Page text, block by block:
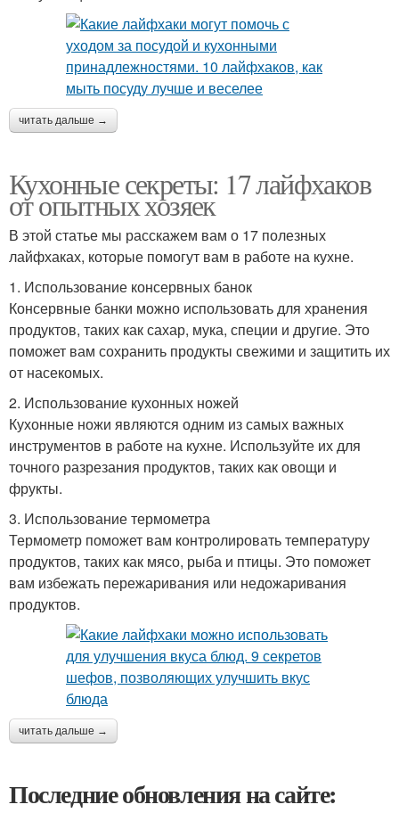
читать дальше →
Кухонные секреты: 17 лайфхаков
от опытных хозяек
В этой статье мы расскажем вам о 17 полезных
лайфхаках, которые помогут вам в работе на кухне.
1. Использование консервных банок
Консервные банки можно использовать для хранения
продуктов, таких как сахар, мука, специи и другие. Это
поможет вам сохранить продукты свежими и защитить их
от насекомых.
2. Использование кухонных ножей
Кухонные ножи являются одним из самых важных
инструментов в работе на кухне. Используйте их для
точного разрезания продуктов, таких как овощи и
фрукты.
3. Использование термометра
Термометр поможет вам контролировать температуру
продуктов, таких как мясо, рыба и птицы. Это поможет
вам избежать пережаривания или недожаривания
продуктов.
читать дальше →
Последние обновления на сайте: